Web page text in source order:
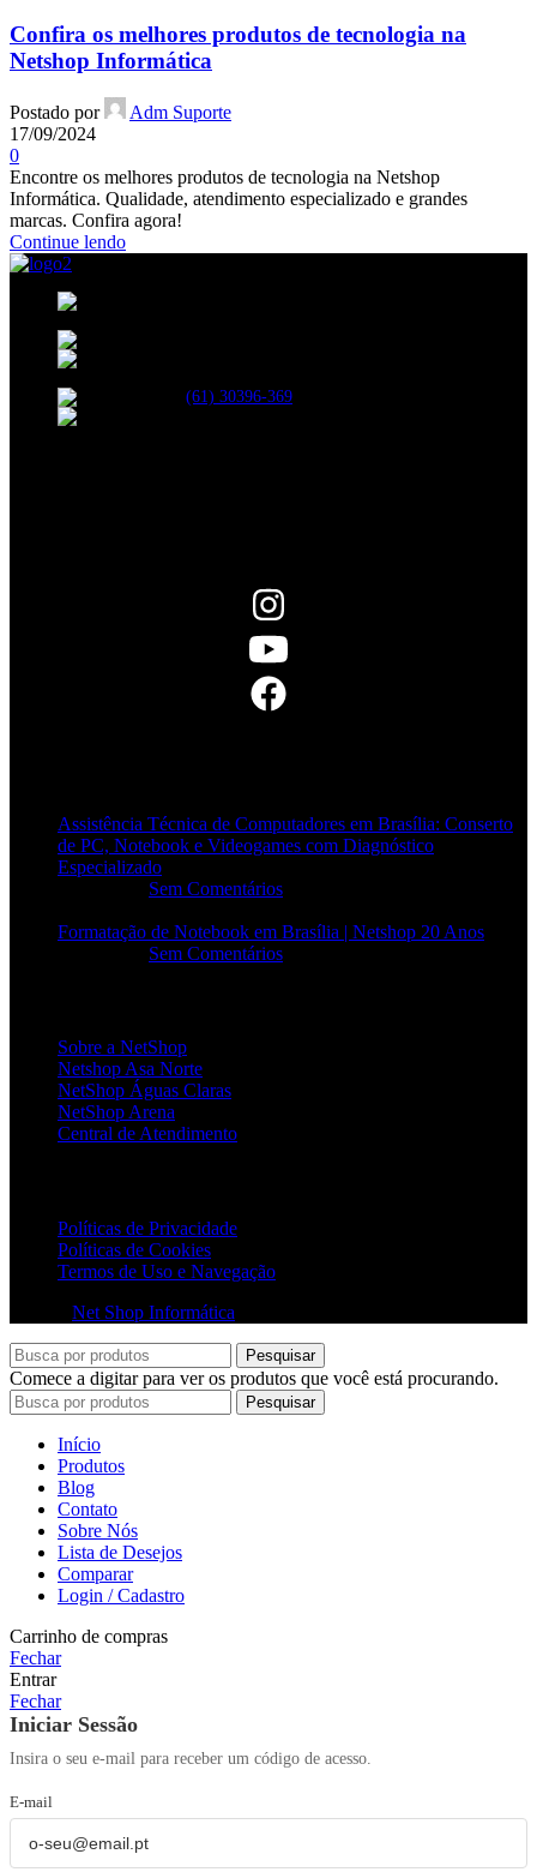
Confira os melhores produtos de tecnologia na
Netshop Informática
Postado por
Adm Suporte
17/09/2024
0
Encontre os melhores produtos de tecnologia na Netshop
Informática. Qualidade, atendimento especializado e grandes
marcas. Confira agora!
Continue lendo
(61) 30396-369
Assistência Técnica de Computadores em Brasília: Conserto
de PC, Notebook e Videogames com Diagnóstico
Especializado
Sem Comentários
Formatação de Notebook em Brasília | Netshop 20 Anos
Sem Comentários
Sobre a NetShop
Netshop Asa Norte
NetShop Águas Claras
NetShop Arena
Central de Atendimento
Políticas de Privacidade
Políticas de Cookies
Termos de Uso e Navegação
Net Shop Informática
Pesquisar
Comece a digitar para ver os produtos que você está procurando.
Pesquisar
Início
Produtos
Blog
Contato
Sobre Nós
Lista de Desejos
Comparar
Login / Cadastro
Carrinho de compras
Fechar
Entrar
Fechar
Iniciar Sessão
Insira o seu e-mail para receber um código de acesso.
E-mail